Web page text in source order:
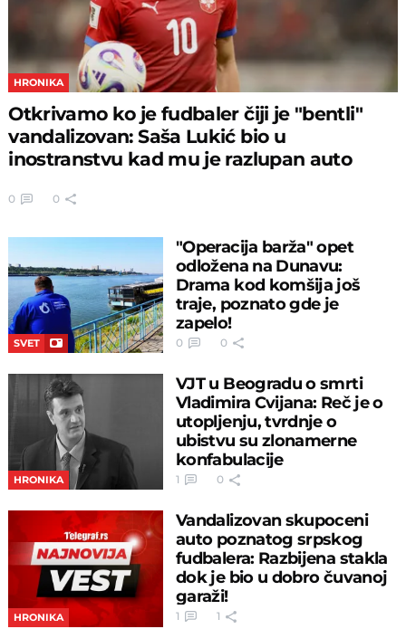
HRONIKA
Otkrivamo ko je fudbaler čiji je "bentli"
vandalizovan: Saša Lukić bio u
inostranstvu kad mu je razlupan auto
0 0
SVET
"Operacija barža" opet
odložena na Dunavu:
Drama kod komšija još
traje, poznato gde je
zapelo!
0 0
HRONIKA
VJT u Beogradu o smrti
Vladimira Cvijana: Reč je o
utopljenju, tvrdnje o
ubistvu su zlonamerne
konfabulacije
1 0
HRONIKA
Vandalizovan skupoceni
auto poznatog srpskog
fudbalera: Razbijena stakla
dok je bio u dobro čuvanoj
garaži!
1 1